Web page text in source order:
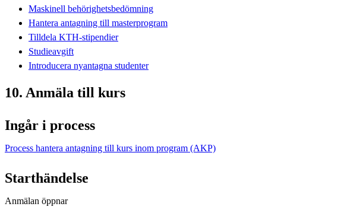
Maskinell behörighetsbedömning
Hantera antagning till masterprogram
Tilldela KTH-stipendier
Studieavgift
Introducera nyantagna studenter
10. Anmäla till kurs
Ingår i process
Process hantera antagning till kurs inom program (AKP)
Starthändelse
Anmälan öppnar